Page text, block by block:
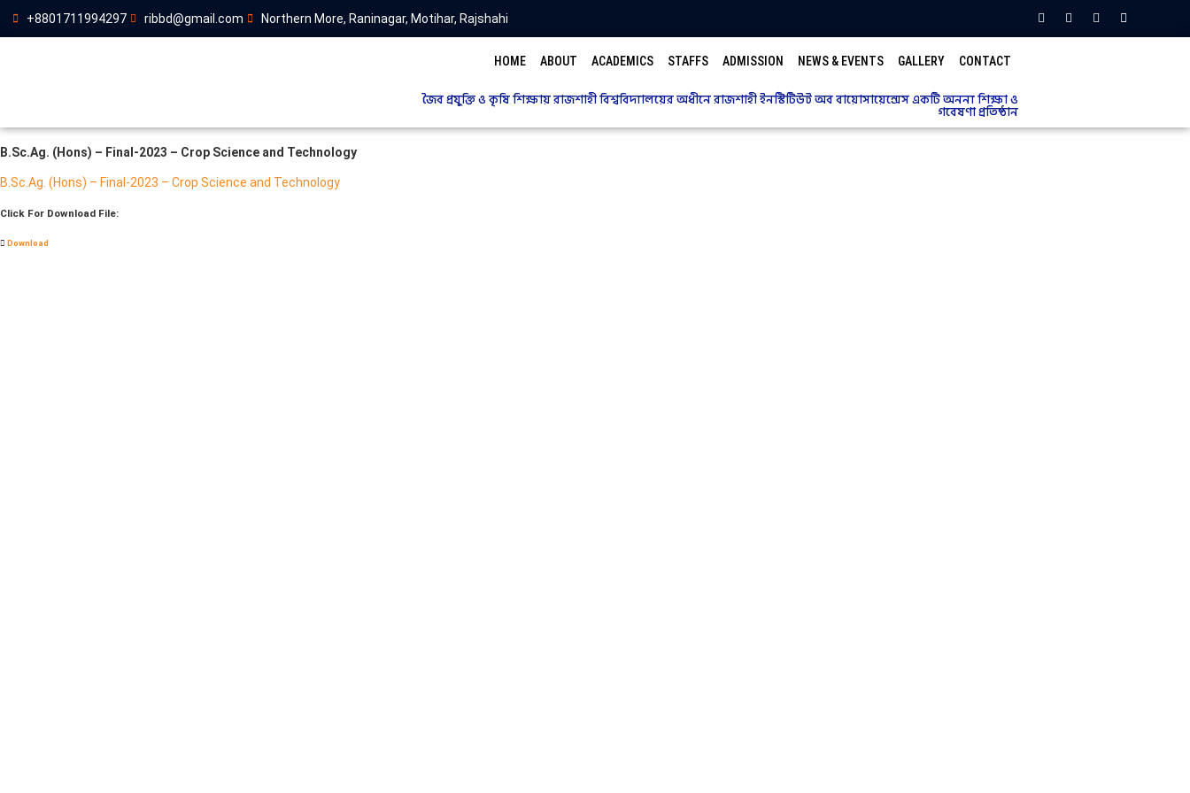
+8801711994297 ribbd@gmail.com Northern More, Raninagar, Motihar, Rajshahi
HOME ABOUT ACADEMICS STAFFS ADMISSION NEWS & EVENTS GALLERY CONTACT
জৈব প্রযুক্তি ও কৃষি শিক্ষায় রাজশাহী বিশ্ববিদ্যালয়ের অধীনে রাজশাহী ইনস্টিটিউট অব বায়োসায়েন্সেস একটি অনন্য শিক্ষা ও
গবেষণা প্রতিষ্ঠান
B.Sc.Ag. (Hons) – Final-2023 – Crop Science and Technology
B.Sc.Ag. (Hons) – Final-2023 – Crop Science and Technology
Click For Download File:
Download